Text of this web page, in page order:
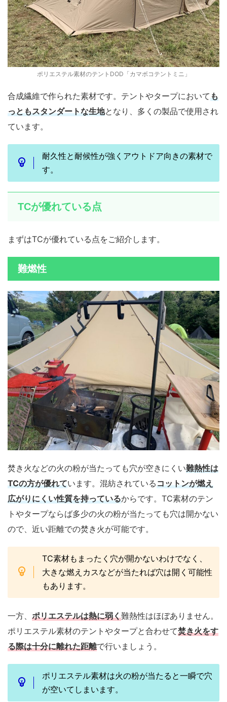
ポリエステル素材のテントDOD「カマボコテントミニ」
合成繊維で作られた素材です。テントやタープにおいても
っともスタンダートな生地となり、多くの製品で使用され
ています。
耐久性と耐候性が強くアウトドア向きの素材で
す。
TCが優れている点
まずはTCが優れている点をご紹介します。
難燃性
焚き火などの火の粉が当たっても穴が空きにくい難熱性は
TCの方が優れています。混紡されているコットンが燃え
広がりにくい性質を持っているからです。TC素材のテン
トやタープならば多少の火の粉が当たっても穴は開かない
ので、近い距離での焚き火が可能です。
TC素材もまったく穴が開かないわけでなく、
大きな燃えカスなどが当たれば穴は開く可能性
もあります。
一方、 ポリエステルは熱に弱く難熱性はほぼありません。
ポリエステル素材のテントやタープと合わせて焚き火をす
る際は十分に離れた距離で行いましょう。
ポリエステル素材は火の粉が当たると一瞬で穴
が空いてしまいます。